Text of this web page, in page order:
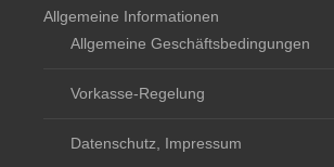
Allgemeine Informationen
Allgemeine Geschäftsbedingungen
Vorkasse-Regelung
Datenschutz, Impressum